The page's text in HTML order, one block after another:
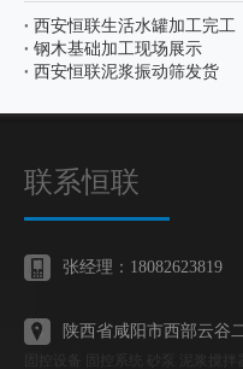
西安恒联生活水罐加工完工
钢木基础加工现场展示
西安恒联泥浆振动筛发货
联系恒联
张经理：18082623819
陕西省咸阳市西部云谷